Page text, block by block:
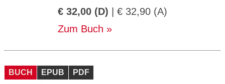
€ 32,00 (D) | € 32,90 (A)
Zum Buch
BUCH EPUB PDF